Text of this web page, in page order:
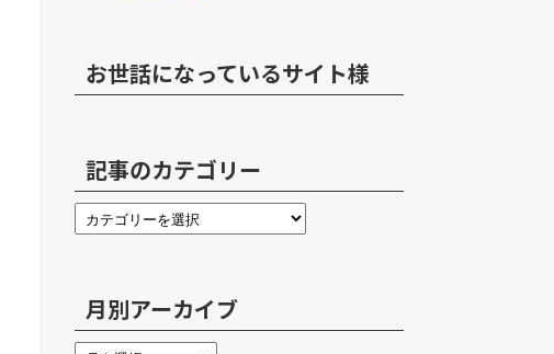
お世話になっているサイト様
記事のカテゴリー
月別アーカイブ